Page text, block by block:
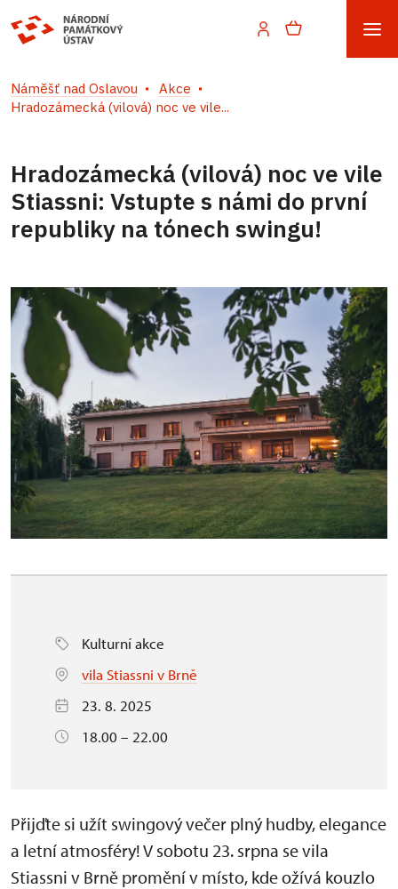
Náměšť nad Oslavou
Akce
Hradozámecká (vilová) noc ve vile...
Hradozámecká (vilová) noc ve vile
Stiassni: Vstupte s námi do první
republiky na tónech swingu!
Kulturní akce
vila Stiassni v Brně
23. 8. 2025
18.00 – 22.00
Přijďte si užít swingový večer plný hudby, elegance
a letní atmosféry! V sobotu 23. srpna se vila
Stiassni v Brně promění v místo, kde ožívá kouzlo